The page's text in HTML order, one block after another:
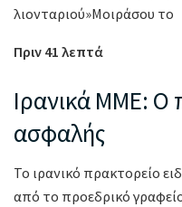
λιονταριού»Μοιράσου το
Πριν 41 λεπτά
Ιρανικά ΜΜΕ: Ο
ασφαλής
Το ιρανικό πρακτορείο
από το προεδρικό